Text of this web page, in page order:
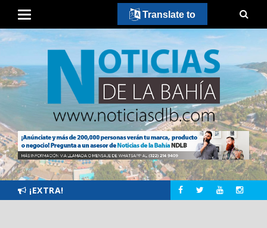
¡EXTRA!
Translate to